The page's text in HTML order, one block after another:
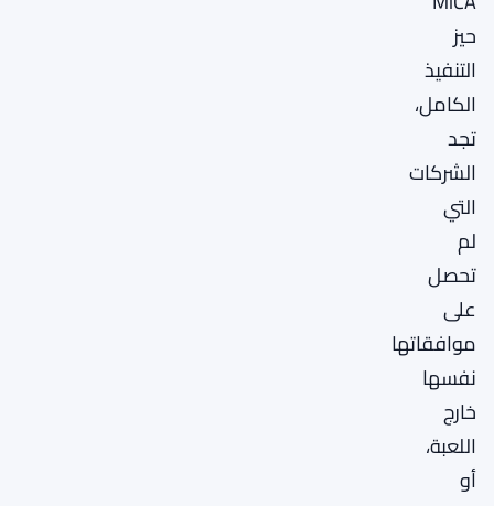
حيز
التنفيذ
الكامل،
تجد
الشركات
التي
لم
تحصل
على
موافقاتها
نفسها
خارج
اللعبة،
أو